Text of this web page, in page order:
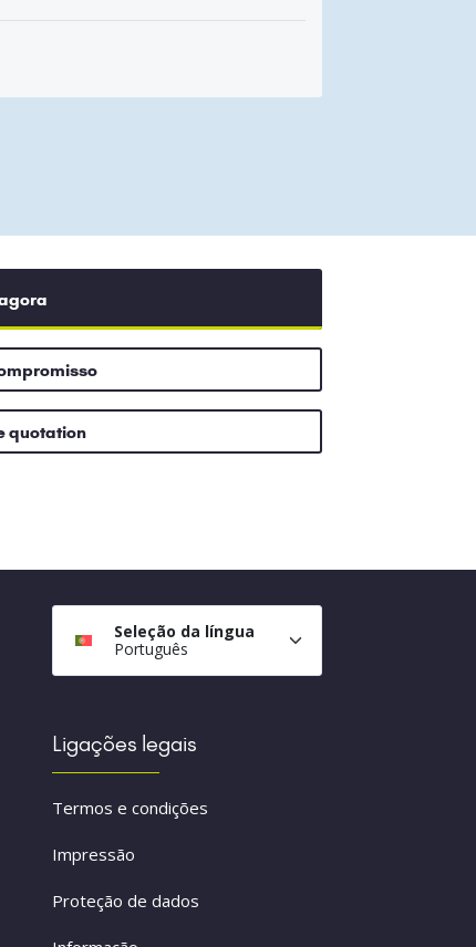
quotation
Seleção da língua
Português
Ligações legais
Termos e condições
Impressão
Proteção de dados